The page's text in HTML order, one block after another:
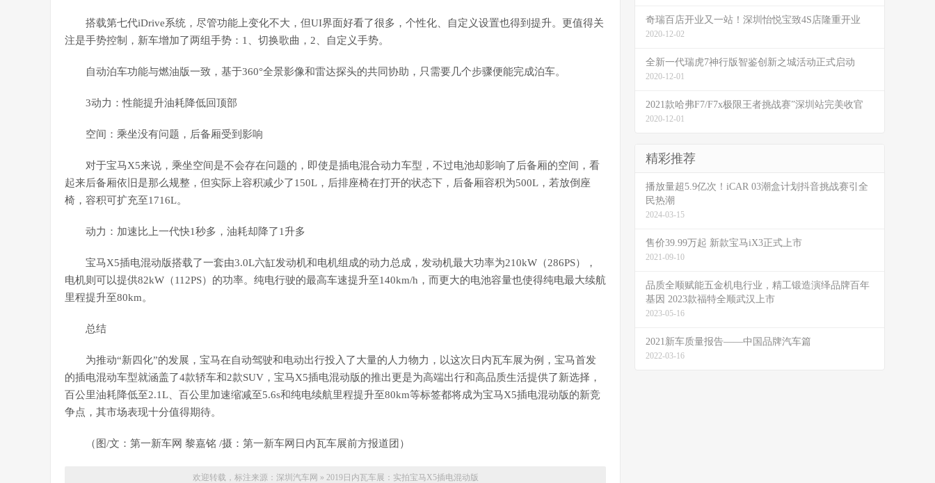
搭载第七代iDrive系统，尽管功能上变化不大，但UI界面好看了很多，个性化、自定义设置也得到提升。更值得关
注是手势控制，新车增加了两组手势：1、切换歌曲，2、自定义手势。
自动泊车功能与燃油版一致，基于360°全景影像和雷达探头的共同协助，只需要几个步骤便能完成泊车。
3动力：性能提升油耗降低回顶部
空间：乘坐没有问题，后备厢受到影响
对于宝马X5来说，乘坐空间是不会存在问题的，即使是插电混合动力车型，不过电池却影响了后备厢的空间，看
起来后备厢依旧是那么规整，但实际上容积减少了150L，后排座椅在打开的状态下，后备厢容积为500L，若放倒座
椅，容积可扩充至1716L。
动力：加速比上一代快1秒多，油耗却降了1升多
宝马X5插电混动版搭载了一套由3.0L六缸发动机和电机组成的动力总成，发动机最大功率为210kW（286PS），
电机则可以提供82kW（112PS）的功率。纯电行驶的最高车速提升至140km/h，而更大的电池容量也使得纯电最大续航
里程提升至80km。
总结
为推动“新四化”的发展，宝马在自动驾驶和电动出行投入了大量的人力物力，以这次日内瓦车展为例，宝马首发
的插电混动车型就涵盖了4款轿车和2款SUV，宝马X5插电混动版的推出更是为高端出行和高品质生活提供了新选择，
百公里油耗降低至2.1L、百公里加速缩减至5.6s和纯电续航里程提升至80km等标签都将成为宝马X5插电混动版的新竞
争点，其市场表现十分值得期待。
（图/文：第一新车网 黎嘉铭 /摄：第一新车网日内瓦车展前方报道团）
欢迎转载，标注来源： 深圳汽车网 » 2019日内瓦车展：实拍宝马X5插电混动版
奇瑞百店开业又一站！深圳怡悦宝致4S店隆重开业
2020-12-02
全新一代瑞虎7神行版智鉴创新之城活动正式启动
2020-12-01
2021款哈弗F7/F7x极限王者挑战赛”深圳站完美收官
2020-12-01
精彩推荐
播放量超5.9亿次！iCAR 03潮盒计划抖音挑战赛引全
民热潮
2024-03-15
售价39.99万起 新款宝马iX3正式上市
2021-09-10
品质全顺赋能五金机电行业，精工锻造演绎品牌百年
基因 2023款福特全顺武汉上市
2023-05-16
2021新车质量报告――中国品牌汽车篇
2022-03-16